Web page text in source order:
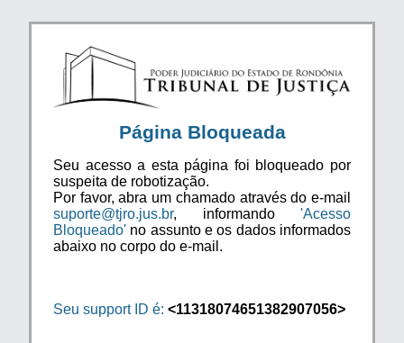
Página Bloqueada
Seu acesso a esta página foi bloqueado por
suspeita de robotização.
Por favor, abra um chamado através do e-mail
suporte@tjro.jus.br, informando 'Acesso
Bloqueado' no assunto e os dados informados
abaixo no corpo do e-mail.
Seu support ID é: <11318074651382907056>